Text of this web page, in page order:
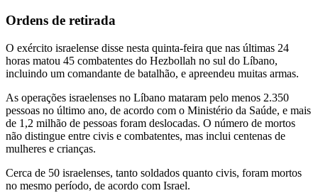
Ordens de retirada
O exército israelense disse nesta quinta-feira que nas últimas 24
horas matou 45 combatentes do Hezbollah no sul do Líbano,
incluindo um comandante de batalhão, e apreendeu muitas armas.
As operações israelenses no Líbano mataram pelo menos 2.350
pessoas no último ano, de acordo com o Ministério da Saúde, e mais
de 1,2 milhão de pessoas foram deslocadas. O número de mortos
não distingue entre civis e combatentes, mas inclui centenas de
mulheres e crianças.
Cerca de 50 israelenses, tanto soldados quanto civis, foram mortos
no mesmo período, de acordo com Israel.